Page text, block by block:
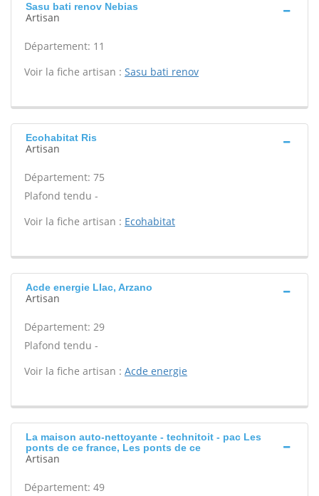
Sasu bati renov Nebias
Artisan
Département: 11
Voir la fiche artisan : Sasu bati renov
Ecohabitat Ris
Artisan
Département: 75
Plafond tendu -
Voir la fiche artisan : Ecohabitat
Acde energie Llac, Arzano
Artisan
Département: 29
Plafond tendu -
Voir la fiche artisan : Acde energie
La maison auto-nettoyante - technitoit - pac Les
ponts de ce france, Les ponts de ce
Artisan
Département: 49